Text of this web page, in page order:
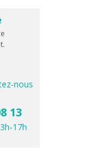
nous
13
17h